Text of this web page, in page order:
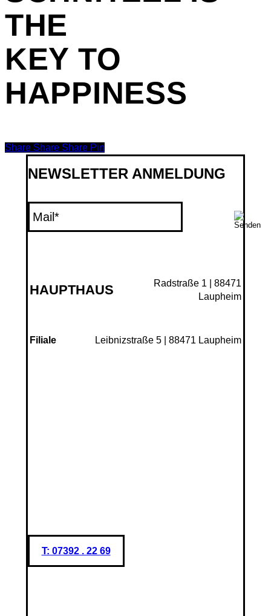
THE
KEY TO
HAPPINESS
Share
Share Share Share Pin
NEWSLETTER ANMELDUNG
HAUPTHAUS
Radstraße 1 | 88471
Laupheim
Filiale Leibnizstraße 5 | 88471 Laupheim
T: 07392 . 22 69